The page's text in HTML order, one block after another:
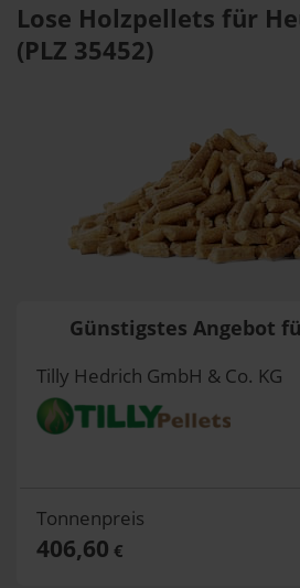
Lose Holzpellets für
(PLZ 35452)
Günstigstes Angebot
Tilly Hedrich GmbH & Co. KG
Tonnenpreis
406,60 €